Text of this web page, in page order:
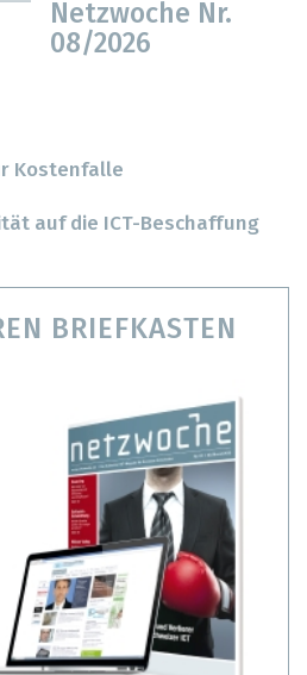
Netzwoche Nr.
08/2026
Kostenfalle
auf die ICT-Beschaffung
BRIEFKASTEN